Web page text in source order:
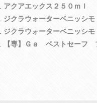
アクアエックス２５０ｍｌ
ジクラウォーターベニッシ
ジクラウォーターベニッシ
【専】Ｇａ ベストセーフ